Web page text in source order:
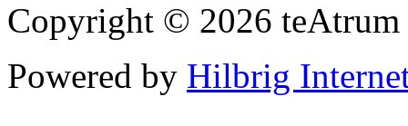
Copyright © 2026
Powered by Hilbrig